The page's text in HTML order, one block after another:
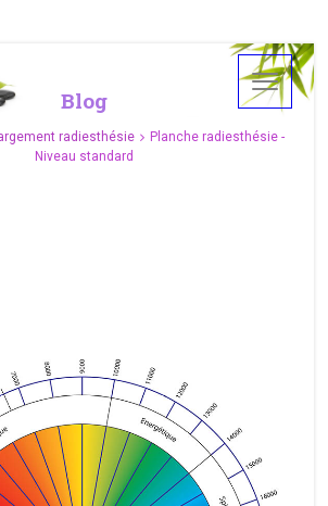
Blog
radiesthésie
Planche radiesthésie -
Niveau standard